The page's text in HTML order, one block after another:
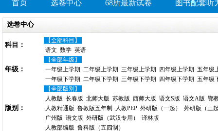
首页 选卷中心 68所最新试卷 图书配套听
选卷中心
科目：
【全部科目】
语文 数学 英语
年级：
【全部年级】
一年级上学期 二年级上学期 三年级上学期 四年级上学期 五年级
一年级下学期 二年级下学期 三年级下学期 四年级下学期 五年级
版别：
【全部版别】
人教版 长春版 北师大版 苏教版 西师大版 语文S版 语文A版 鄂
人教精通版 鲁教版五年制 人教PEP 外研版（一起）
外研版（三
广州版 语文版 外研版（武汉专用）
译林版
人教部编版 鲁科版（五四制）